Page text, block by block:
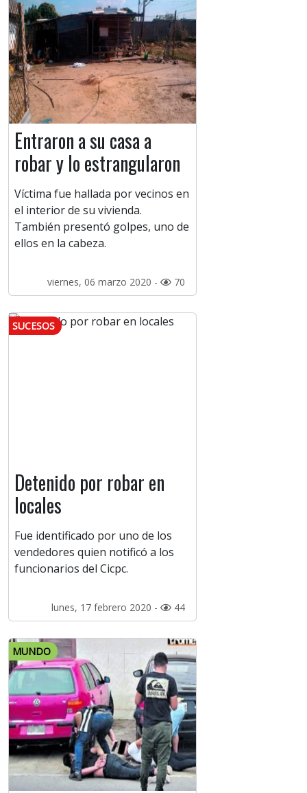
Entraron a su casa a
robar y lo estrangularon
Víctima fue hallada por vecinos en
el interior de su vivienda.
También presentó golpes, uno de
ellos en la cabeza.
viernes, 06 marzo 2020 - 70
SUCESOS
Detenido por robar en
locales
Fue identificado por uno de los
vendedores quien notificó a los
funcionarios del Cicpc.
lunes, 17 febrero 2020 - 44
MUNDO